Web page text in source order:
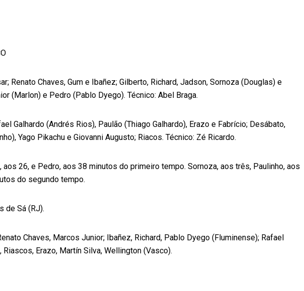
Renato Chaves, Gum e Ibañez; Gilberto, Richard, Jadson, Sornoza (Douglas) e
(Marlon) e Pedro (Pablo Dyego). Técnico: Abel Braga.
Galhardo (Andrés Rios), Paulão (Thiago Galhardo), Erazo e Fabrício; Desábato,
Yago Pikachu e Giovanni Augusto; Riacos. Técnico: Zé Ricardo.
aos 26, e Pedro, aos 38 minutos do primeiro tempo. Sornoza, aos três, Paulinho, aos
do segundo tempo.
de Sá (RJ).
Chaves, Marcos Junior; Ibañez, Richard, Pablo Dyego (Fluminense); Rafael
Riascos, Erazo, Martín Silva, Wellington (Vasco).